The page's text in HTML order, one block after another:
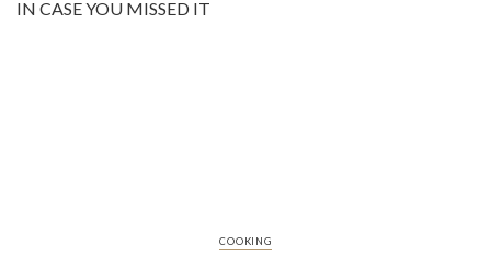
IN CASE YOU MISSED IT
COOKING